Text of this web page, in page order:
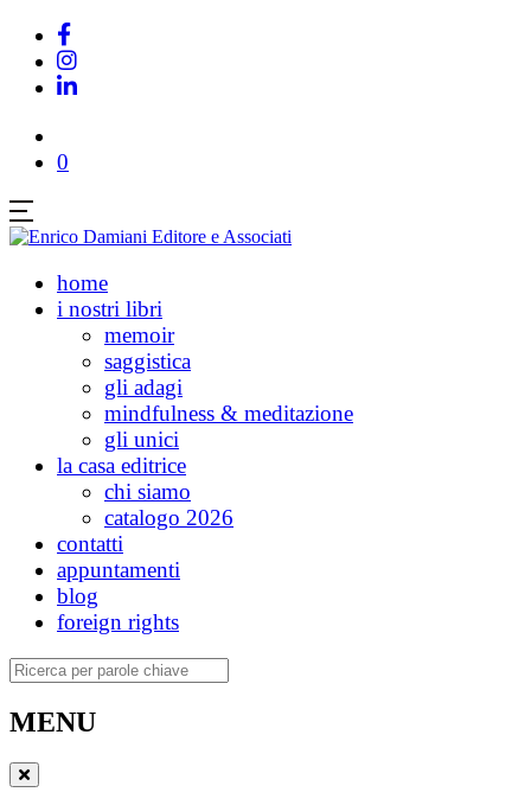
0
home
i nostri libri
memoir
saggistica
gli adagi
mindfulness & meditazione
gli unici
la casa editrice
chi siamo
catalogo 2026
contatti
appuntamenti
blog
foreign rights
Ricerca
MENU